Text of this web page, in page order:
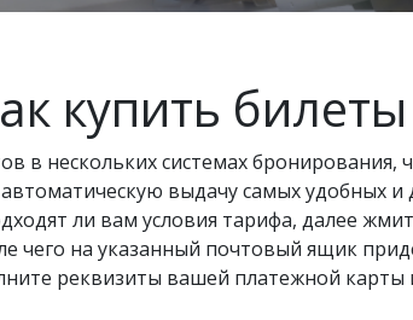
купить
в нескольких системах
выдачу самых удобных
ли вам условия тарифа, далее
чего на указанный почтовый ящик
реквизиты вашей платежной